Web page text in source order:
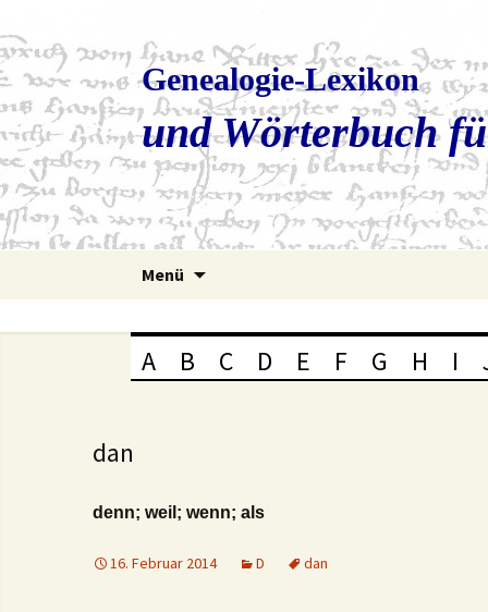
Genealogie-Lexikon
und Wörterbuch
Menü
A B C D E F G H I
dan
denn; weil; wenn; als
16. Februar 2014 D dan